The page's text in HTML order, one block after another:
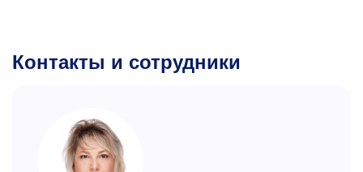
Контакты и сотрудники